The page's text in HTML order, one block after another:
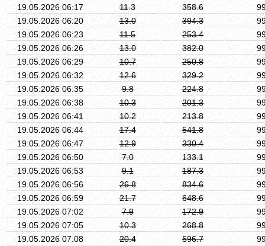
19.05.2026 06:17 11.3 358.6
19.05.2026 06:20
13.0 394.3
19.05.2026 06:23
11.5 253.4
19.05.2026 06:26
13.0 382.0
19.05.2026 06:29
10.7 250.8
19.05.2026 06:32
12.6 329.2
19.05.2026 06:35
9.8 224.8
19.05.2026 06:38
10.3 201.3
19.05.2026 06:41
10.2 213.8
19.05.2026 06:44
17.4 541.8
19.05.2026 06:47
12.9 330.4
19.05.2026 06:50
7.0 133.1
19.05.2026 06:53
9.1 187.3
19.05.2026 06:56
26.8 834.6
19.05.2026 06:59
21.7 648.6
19.05.2026 07:02
7.9 172.9
19.05.2026 07:05
10.3 268.8
19.05.2026 07:08
20.4 596.7